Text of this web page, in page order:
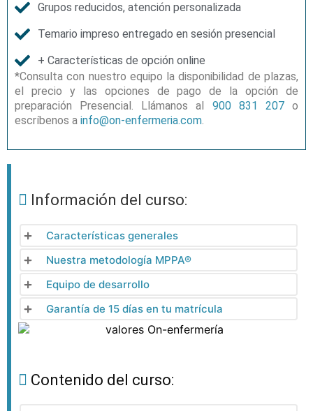
Grupos reducidos, atención personalizada
Temario impreso entregado en sesión presencial
+ Características de opción online
*Consulta con nuestro equipo la disponibilidad de plazas,
el precio y las opciones de pago de la opción de
preparación Presencial. Llámanos al 900 831 207o
escríbenos a info@on-enfermeria.com.
Información del curso:
Características generales
Nuestra metodología MPPA®
Equipo de desarrollo
Garantía de 15 días en tu matrícula
Contenido del curso: